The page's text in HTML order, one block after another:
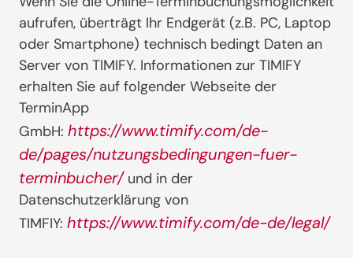
aufrufen, überträgt Ihr Endgerät (z.B. PC, Laptop
oder Smartphone) technisch bedingt Daten an
Server von TIMIFY. Informationen zur TIMIFY
erhalten Sie auf folgender Webseite der
TerminApp
GmbH: https://www.timify.com/de-
de/pages/nutzungsbedingungen-fuer-
terminbucher/und in der
Datenschutzerklärung von
TIMFIY: https://www.timify.com/de-de/legal/